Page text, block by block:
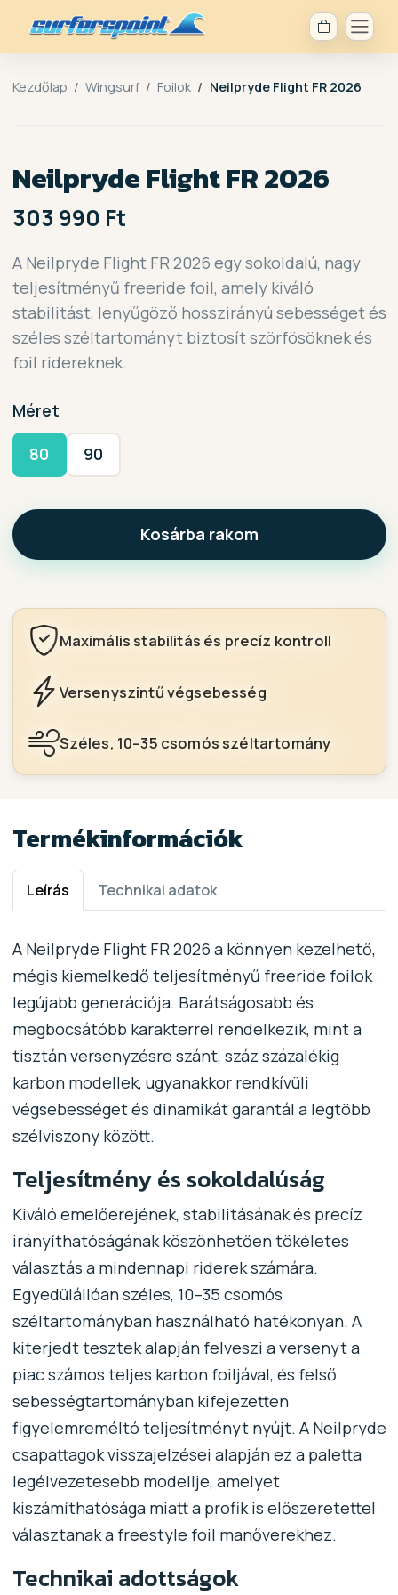
Kezdőlap Wingsurf Foilok Neilpryde Flight FR 2026
Neilpryde Flight FR 2026
303 990 Ft
A Neilpryde Flight FR 2026 egy sokoldalú, nagy
teljesítményű freeride foil, amely kiváló
stabilitást, lenyűgöző hosszirányú sebességet és
széles széltartományt biztosít szörfösöknek és
foil ridereknek.
Méret
80 90
Kosárba rakom
Maximális stabilitás és precíz kontroll
Versenyszintű végsebesség
Széles, 10–35 csomós széltartomány
Termékinformációk
Leírás Technikai adatok
A Neilpryde Flight FR 2026 a könnyen kezelhető,
mégis kiemelkedő teljesítményű freeride foilok
legújabb generációja. Barátságosabb és
megbocsátóbb karakterrel rendelkezik, mint a
tisztán versenyzésre szánt, száz százalékig
karbon modellek, ugyanakkor rendkívüli
végsebességet és dinamikát garantál a legtöbb
szélviszony között.
Teljesítmény és sokoldalúság
Kiváló emelőerejének, stabilitásának és precíz
irányíthatóságának köszönhetően tökéletes
választás a mindennapi riderek számára.
Egyedülállóan széles, 10–35 csomós
széltartományban használható hatékonyan. A
kiterjedt tesztek alapján felveszi a versenyt a
piac számos teljes karbon foiljával, és felső
sebességtartományban kifejezetten
figyelemreméltó teljesítményt nyújt. A Neilpryde
csapattagok visszajelzései alapján ez a paletta
legélvezetesebb modellje, amelyet
kiszámíthatósága miatt a profik is előszeretettel
választanak a freestyle foil manőverekhez.
Technikai adottságok